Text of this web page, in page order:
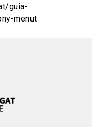
guia-
menut